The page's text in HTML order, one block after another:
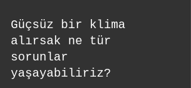
Güçsüz bir klima
alırsak ne tür
sorunlar
yaşayabiliriz?